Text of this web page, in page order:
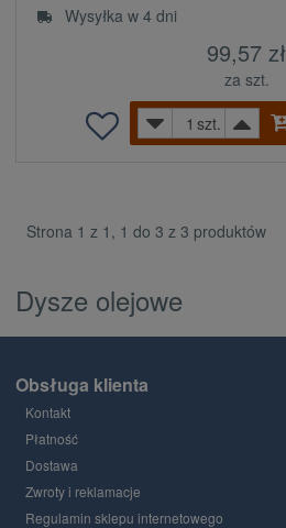
Wysyłka w 4 dni
99,57 zł
za szt.
szt.
Strona 1 z 1, 1 do 3 z 3 produktów
Dysze olejowe
Obsługa klienta
Kontakt
Płatność
Dostawa
Zwroty i reklamacje
Regulamin sklepu internetowego